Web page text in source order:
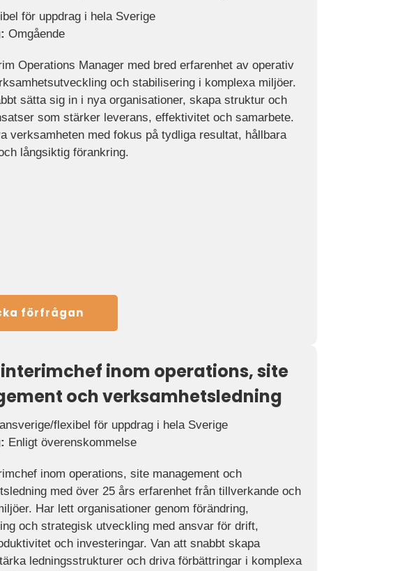
för uppdrag i hela Sverige
Omgående
Operations Manager med bred erfarenhet av operativ
och stabilisering i komplexa miljöer.
sätta sig in i nya organisationer, skapa struktur och
som stärker leverans, effektivitet och samarbete.
verksamheten med fokus på tydliga resultat, hållbara
långsiktig förankring.
förfrågan
inom operations, site
och verksamhetsledning
flexibel för uppdrag i hela Sverige
Enligt överenskommelse
inom operations, site management och
med över 25 års erfarenhet från tillverkande och
Har lett organisationer genom förändring,
och strategisk utveckling med ansvar för drift,
och investeringar. Van att snabbt skapa
ledningsstrukturer och driva förbättringar i komplexa